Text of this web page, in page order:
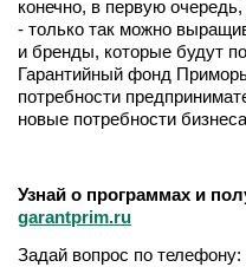
конечно, в первую
- только так можно
и бренды, которые будут
Гарантийный фонд
потребности
новые потребности
Узнай о программах и
garantprim.ru
Задай вопрос по телефону: